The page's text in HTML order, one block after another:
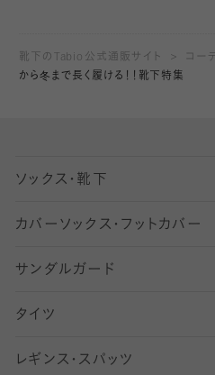
靴下のTabio公式通販サイト コー
から冬まで長く履ける！！靴下特集
ソックス・靴下
五本指ソックス・靴下
足袋ソックス・靴下
無地・プレーンソックス・靴
柄ソックス・靴下
カバーソックス・フットカバー
フットカバー・カバーソック
フットカバー・カバーソック
フットカバー・カバーソック
サンダルガード
タイツ
30デニール以下のタイツ（
レギンス・スパッツ